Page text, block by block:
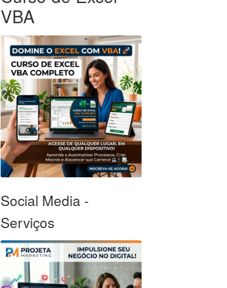
VBA
Social Media -
Serviços